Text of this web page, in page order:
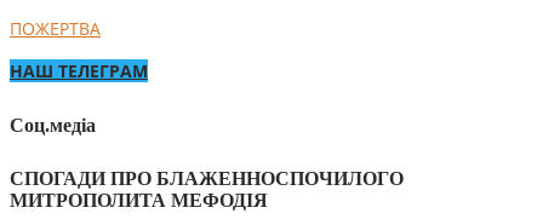
ПОЖЕРТВА
НАШ ТЕЛЕГРАМ
Соц.медіа
СПОГАДИ ПРО БЛАЖЕННОСПОЧИЛОГО
МИТРОПОЛИТА МЕФОДІЯ